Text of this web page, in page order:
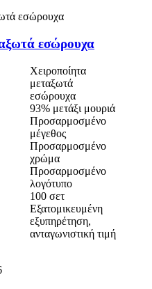
εσώρουχα
Χειροποίητα
μεταξωτά
εσώρουχα
93% μετάξι μουριά
Προσαρμοσμένο
μέγεθος
Προσαρμοσμένο
χρώμα
Προσαρμοσμένο
λογότυπο
100 σετ
Εξατομικευμένη
εξυπηρέτηση,
ανταγωνιστική τιμή